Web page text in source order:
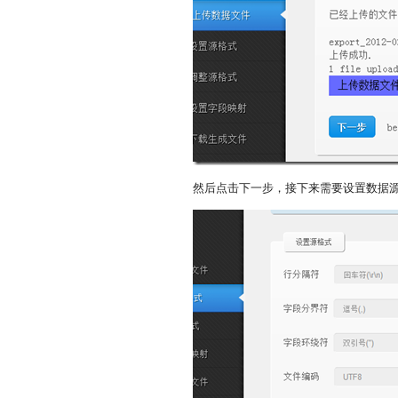
然后点击下一步，接下来需要设置数据